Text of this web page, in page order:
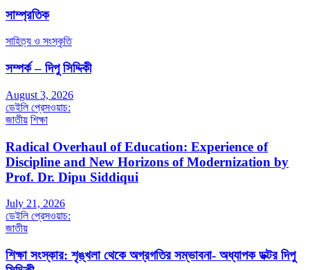
সাম্প্রতিক
সাহিত্য ও সংস্কৃতি
সম্পর্ক – দিপু সিদ্দিকী
August 3, 2026
ডেইলি প্রেসওয়াচ:
জাতীয় শিক্ষা
Radical Overhaul of Education: Experience of
Discipline and New Horizons of Modernization by
Prof. Dr. Dipu Siddiqui
July 21, 2026
ডেইলি প্রেসওয়াচ:
জাতীয়
শিক্ষা সংস্কার: শৃঙ্খলা থেকে অগ্রগতির সম্ভাবনা- অধ্যাপক ডক্টর দিপু